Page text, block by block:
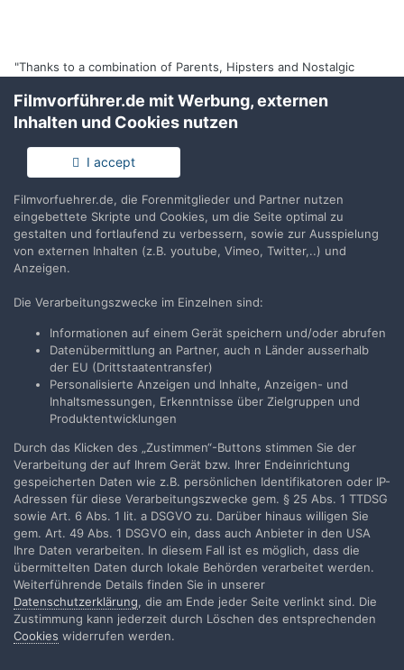
"Thanks to a combination of Parents, Hipsters and Nostalgic
Friedemann Wachsmuth
Gerade erstolpert:
Der Fim hat zwar eine andere Absicht, aber den Aufbau finde ich
trotzdem gut. Denn das "ach ja, damals" Gefühl weckt er -- und
dieses Gefühl wird Video wohl niemals schaffen können. Nur ein
Gedanke.
1
Filmvorführer.de mit Werbung, externen
Inhalten und Cookies nutzen
I accept
Filmvorfuehrer.de, die Forenmitglieder und Partner nutzen
eingebettete Skripte und Cookies, um die Seite optimal zu
gestalten und fortlaufend zu verbessern, sowie zur Ausspielung
von externen Inhalten (z.B. youtube, Vimeo, Twitter,..) und
Anzeigen.
Die Verarbeitungszwecke im Einzelnen sind:
Informationen auf einem Gerät speichern und/oder abrufen
Datenübermittlung an Partner, auch n Länder ausserhalb
der EU (Drittstaatentransfer)
Personalisierte Anzeigen und Inhalte, Anzeigen- und
Inhaltsmessungen, Erkenntnisse über Zielgruppen und
Produktentwicklungen
Durch das Klicken des „Zustimmen“-Buttons stimmen Sie der
Verarbeitung der auf Ihrem Gerät bzw. Ihrer Endeinrichtung
gespeicherten Daten wie z.B. persönlichen Identifikatoren oder IP-
Adressen für diese Verarbeitungszwecke gem. § 25 Abs. 1 TTDSG
sowie Art. 6 Abs. 1 lit. a DSGVO zu. Darüber hinaus willigen Sie
gem. Art. 49 Abs. 1 DSGVO ein, dass auch Anbieter in den USA
Ihre Daten verarbeiten. In diesem Fall ist es möglich, dass die
übermittelten Daten durch lokale Behörden verarbeitet werden.
Weiterführende Details finden Sie in unserer
Datenschutzerklärung, die am Ende jeder Seite verlinkt sind. Die
Zustimmung kann jederzeit durch Löschen des entsprechenden
Cookies widerrufen werden.